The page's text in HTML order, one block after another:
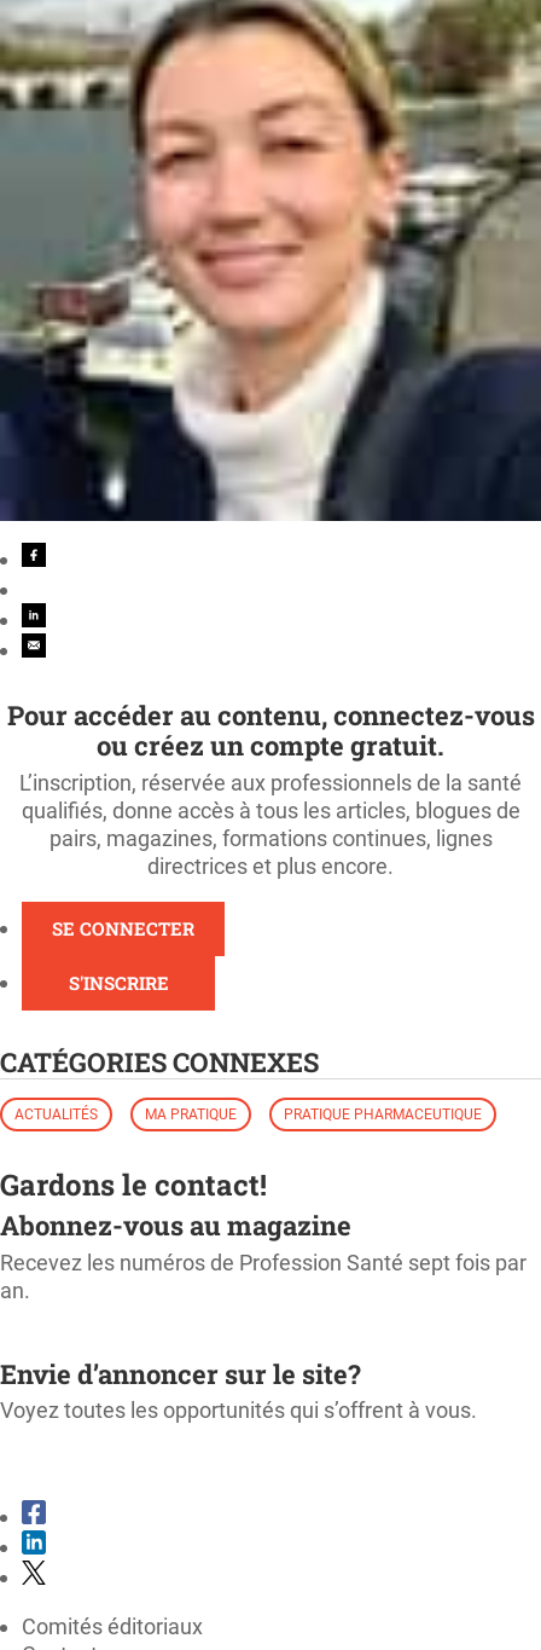
Pour accéder au contenu, connectez-vous
ou créez un compte gratuit.
L’inscription, réservée aux professionnels de la santé
qualifiés, donne accès à tous les articles, blogues de
pairs, magazines, formations continues, lignes
directrices et plus encore.
SE CONNECTER
S'INSCRIRE
CATÉGORIES CONNEXES
ACTUALITÉS MA PRATIQUE PRATIQUE PHARMACEUTIQUE
Gardons le contact!
Abonnez-vous au magazine
Recevez les numéros de Profession Santé sept fois par
an.
Envie d’annoncer sur le site?
Voyez toutes les opportunités qui s’offrent à vous.
Comités éditoriaux